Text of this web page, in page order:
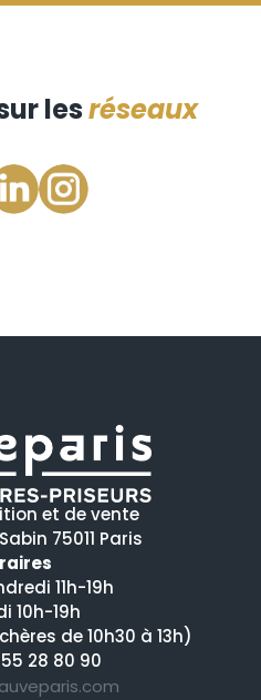
lesréseaux
et de vente
75011 Paris
11h-19h
10h-19h
de 10h30 à 13h)
28 80 90